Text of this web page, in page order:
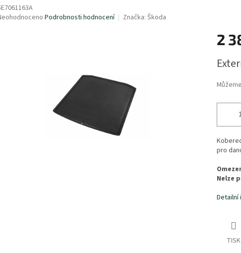
Podrobnosti hodnocení Značka: Škoda
2
cena:
pro
Nelze
Detailní
TISK